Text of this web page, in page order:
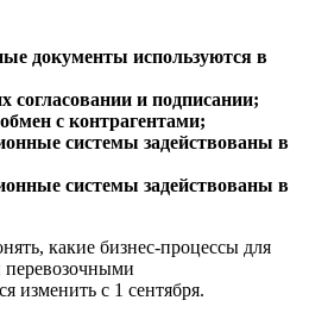
документы используются в
согласовании и подписании;
с контрагентами;
системы задействованы в
системы задействованы в
какие бизнес-процессы для
изменить с 1 сентября.